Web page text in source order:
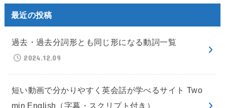
最近の投稿
過去・過去分詞形とも同じ形になる動詞一覧
2024.12.09
短い動画で分かりやすく英会話が学べるサイト Two
min English（字幕・スクリプト付き）